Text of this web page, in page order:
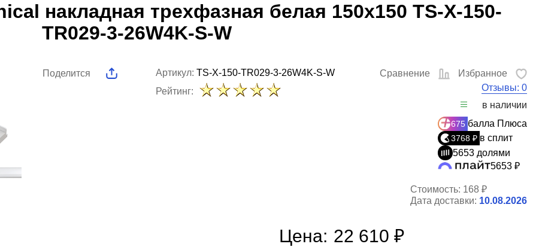
накладная трехфазная белая 150x150 TS-X-150-
TR029-3-26W4K-S-W
Поделится Артикул: TS-X-150-TR029-3-26W4K-S-W Сравнение
Избранное
Рейтинг:
Отзывы: 0
в наличии
675 балла Плюса
3768 ₽ в сплит
5653 долями
5653 ₽
Стоимость: 168 ₽
Дата доставки: 10.08.2026
Цена: 22 610 ₽